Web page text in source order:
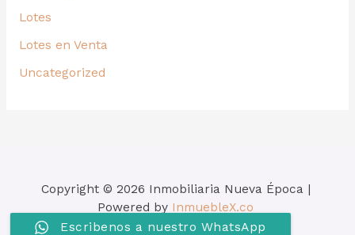
Lotes
Lotes en Venta
Uncategorized
Copyright © 2026 Inmobiliaria Nueva Época |
Powered by InmuebleX.co
Escribenos a nuestro WhatsApp